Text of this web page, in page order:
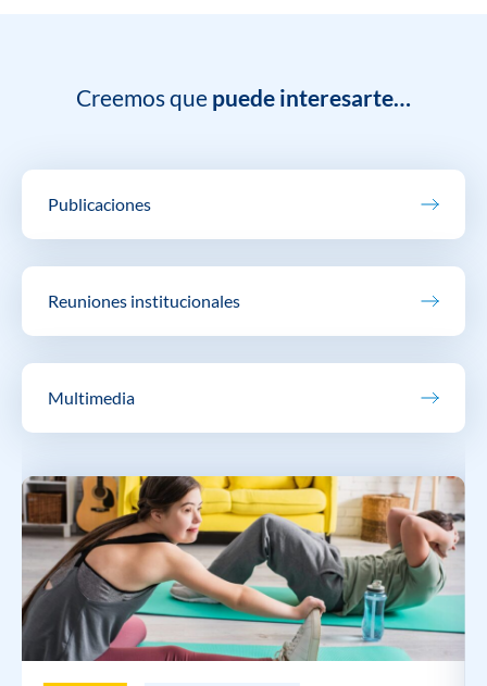
Creemos que puede interesarte…
Publicaciones
Reuniones institucionales
Multimedia